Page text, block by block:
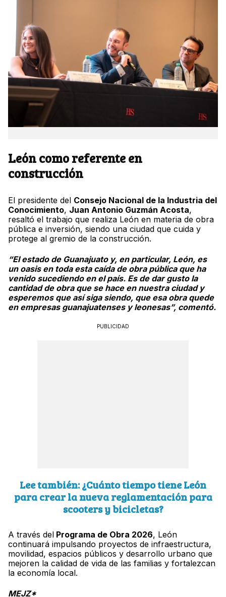
León como referente en
construcción
El presidente del Consejo Nacional de la Industria del
Conocimiento, Juan Antonio Guzmán Acosta,
resaltó el trabajo que realiza León en materia de obra
pública e inversión, siendo una ciudad que cuida y
protege al gremio de la construcción.
“El estado de Guanajuato y, en particular, León, es
un oasis en toda esta caída de obra pública que ha
venido sucediendo en el país. Es de dar gusto la
cantidad de obra que se hace en nuestra ciudad y
esperemos que así siga siendo, que esa obra quede
en empresas guanajuatenses y leonesas”, comentó.
PUBLICIDAD
Lee también: ¿Cuánto tiempo tiene León
para crear la nueva reglamentación para
scooters y bicicletas?
A través del Programa de Obra 2026, León
continuará impulsando proyectos de infraestructura,
movilidad, espacios públicos y desarrollo urbano que
mejoren la calidad de vida de las familias y fortalezcan
la economía local.
MEJZ*